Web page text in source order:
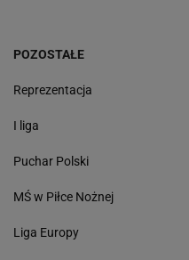
POZOSTAŁE
Reprezentacja
I liga
Puchar Polski
MŚ w Piłce Nożnej
Liga Europy